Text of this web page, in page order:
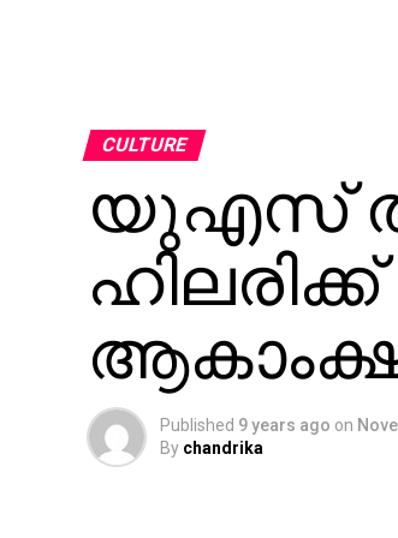
CULTURE
യുഎസ്
Published 9 years ago on
By chandrika